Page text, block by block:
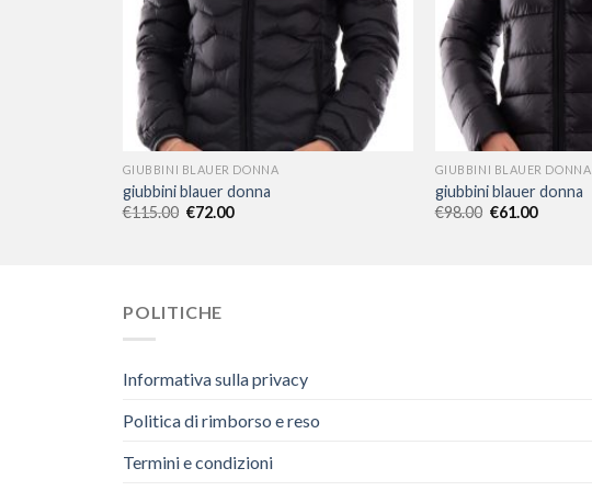
GIUBBINI BLAUER DONNA
giubbini blauer donna
€115.00 €72.00
GIUBBINI BLAUER DONNA
giubbini blauer donna
€98.00 €61.00
POLITICHE
Informativa sulla privacy
Politica di rimborso e reso
Termini e condizioni